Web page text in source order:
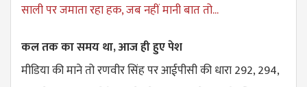
साली पर जमाता रहा हक, जब नहीं मानी बात तो...
कल तक का समय था, आज ही हुए पेश
मीडिया की माने तो रणवीर सिंह पर आईपीसी की धारा 292, 294,